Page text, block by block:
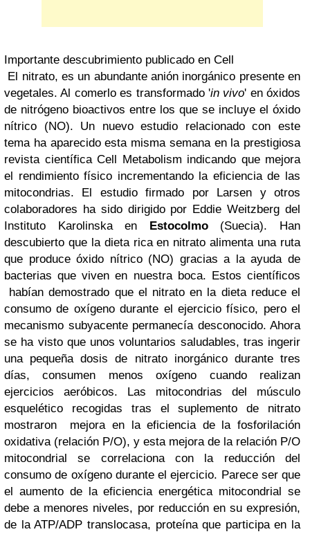
Importante descubrimiento publicado en Cell
El nitrato, es un abundante anión inorgánico presente en
vegetales. Al comerlo es transformado 'in vivo' en óxidos
de nitrógeno bioactivos entre los que se incluye el óxido
nítrico (NO). Un nuevo estudio relacionado con este
tema ha aparecido esta misma semana en la prestigiosa
revista científica Cell Metabolism indicando que mejora
el rendimiento físico incrementando la eficiencia de las
mitocondrias. El estudio firmado por Larsen y otros
colaboradores ha sido dirigido por Eddie Weitzberg del
Instituto Karolinska en Estocolmo(Suecia). Han
descubierto que la dieta rica en nitrato alimenta una ruta
que produce óxido nítrico (NO) gracias a la ayuda de
bacterias que viven en nuestra boca. Estos científicos
habían demostrado que el nitrato en la dieta reduce el
consumo de oxígeno durante el ejercicio físico, pero el
mecanismo subyacente permanecía desconocido. Ahora
se ha visto que unos voluntarios saludables, tras ingerir
una pequeña dosis de nitrato inorgánico durante tres
días, consumen menos oxígeno cuando realizan
ejercicios aeróbicos. Las mitocondrias del músculo
esquelético recogidas tras el suplemento de nitrato
mostraron mejora en la eficiencia de la fosforilación
oxidativa (relación P/O), y esta mejora de la relación P/O
mitocondrial se correlaciona con la reducción del
consumo de oxígeno durante el ejercicio. Parece ser que
el aumento de la eficiencia energética mitocondrial se
debe a menores niveles, por reducción en su expresión,
de la ATP/ADP translocasa, proteína que participa en la